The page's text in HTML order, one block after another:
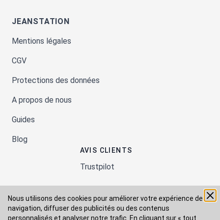
Nous utilisons des cookies pour améliorer votre expérience de
navigation, diffuser des publicités ou des contenus
personnalisés et analyser notre trafic. En cliquant sur « tout
JEANSTATION
Mentions légales
CGV
Protections des données
A propos de nous
Guides
Blog
AVIS CLIENTS
Trustpilot
Moyens de paiement